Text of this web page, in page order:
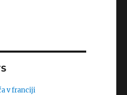
v franciji